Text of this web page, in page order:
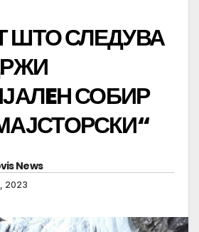
ШТО СЛЕДУВА
СОБИР
News
2023